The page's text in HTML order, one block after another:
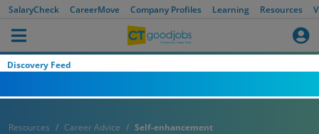
SalaryCheck CareerMove Company Profiles Learning Resources
Discovery Feed
Resources Career Advice Self-enhancement